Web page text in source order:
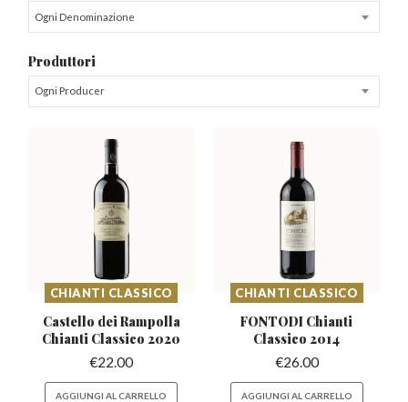
Ogni Denominazione
Produttori
Ogni Producer
CHIANTI CLASSICO
Castello dei Rampolla
Chianti Classico 2020
€22.00
AGGIUNGI AL CARRELLO
CHIANTI CLASSICO
FONTODI Chianti
Classico 2014
€26.00
AGGIUNGI AL CARRELLO